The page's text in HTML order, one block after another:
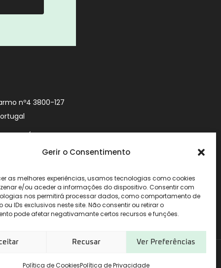
Gerir o Consentimento
as melhores experiências, usamos tecnologias como cookies
e/ou aceder a informações do dispositivo. Consentir com
nos permitirá processar dados, como comportamento de
IDs exclusivos neste site. Não consentir ou retirar o
pode afetar negativamante certos recursos e funções.
Recusar Ver Preferências
Política de CookiesPolítica de Privacidade
nº4 3800-127
740 (Chamada
móvel nacional)